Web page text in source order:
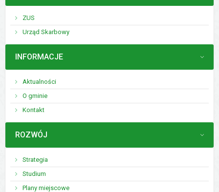
ZUS
Urząd Skarbowy
MENU
INFORMACJE
Aktualności
O gminie
Kontakt
MENU
ROZWÓJ
Strategia
Studium
Plany miejscowe